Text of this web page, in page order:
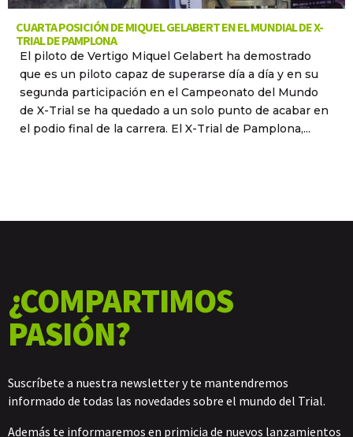
CUARTA POSICIÓN DE MIQUEL GELABERT EN EL MUNDIAL DE X-
TRIAL DE PAMPLONA
El piloto de Vertigo Miquel Gelabert ha demostrado
que es un piloto capaz de superarse día a día y en su
segunda participación en el Campeonato del Mundo
de X-Trial se ha quedado a un solo punto de acabar en
el podio final de la carrera. El X-Trial de Pamplona,...
¿COMPARTIMOS
PASIÓN?
Suscríbete a nuestra newsletter y te mantendremos
informado de todas las novedades sobre el mundo del Trial.
Además te informaremos en primicia de nuevos lanzamientos